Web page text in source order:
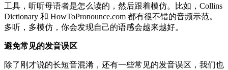
工具，听听母语者是怎么读的，然后跟着模仿。比如，Collins
Dictionary 和 HowToPronounce.com 都有很不错的音频示范。
多听，多模仿，你会发现自己的语感会越来越好。
避免常见的发音误区
除了刚才说的长短音混淆，还有一些常见的发音误区，我们也